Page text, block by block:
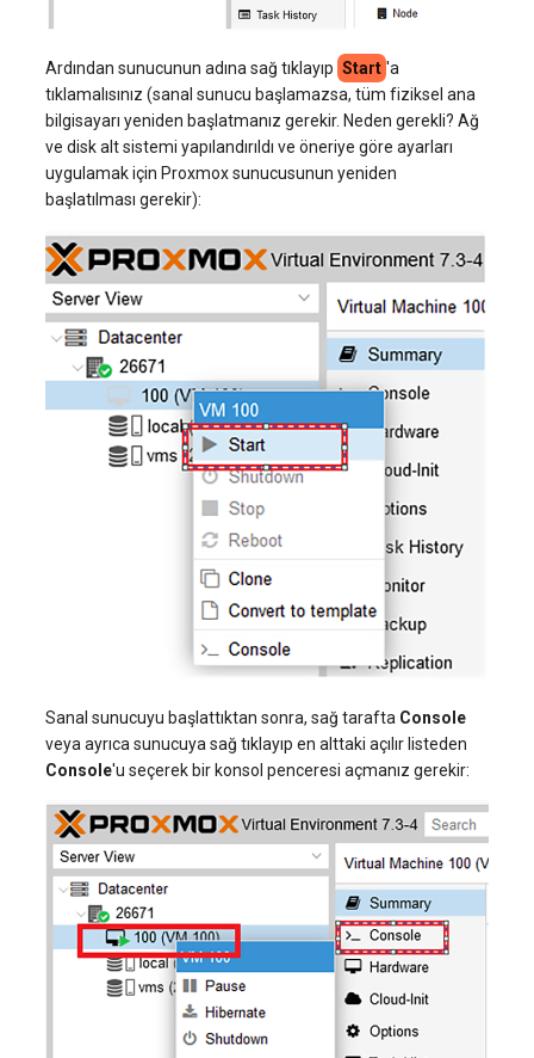
Ardından sunucunun adına sağ tıklayıp Start 'a
tıklamalısınız (sanal sunucu başlamazsa, tüm fiziksel ana
bilgisayarı yeniden başlatmanız gerekir. Neden gerekli? Ağ
ve disk alt sistemi yapılandırıldı ve öneriye göre ayarları
uygulamak için Proxmox sunucusunun yeniden
başlatılması gerekir):
Sanal sunucuyu başlattıktan sonra, sağ tarafta Console
veya ayrıca sunucuya sağ tıklayıp en alttaki açılır listeden
Console'u seçerek bir konsol penceresi açmanız gerekir: